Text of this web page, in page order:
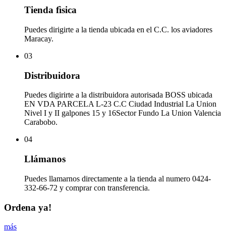
Tienda fìsica
Puedes dirigirte a la tienda ubicada en el C.C. los aviadores
Maracay.
03
Distribuidora
Puedes digirirte a la distribuidora autorisada BOSS ubicada
EN VDA PARCELA L-23 C.C Ciudad Industrial La Union
Nivel I y II galpones 15 y 16Sector Fundo La Union Valencia
Carabobo.
04
Llámanos
Puedes llamarnos directamente a la tienda al numero 0424-
332-66-72 y comprar con transferencia.
Ordena ya!
más